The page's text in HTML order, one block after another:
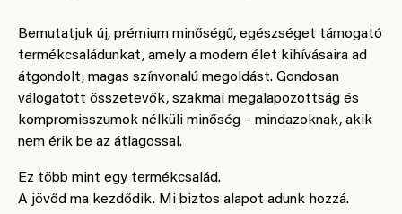
Bemutatjuk új, prémium minőségű, egészséget támogató
termékcsaládunkat, amely a modern élet kihívásaira ad
átgondolt, magas színvonalú megoldást. Gondosan
válogatott összetevők, szakmai megalapozottság és
kompromisszumok nélküli minőség – mindazoknak, akik
nem érik be az átlagossal.
Ez több mint egy termékcsalád.
A jövőd ma kezdődik. Mi biztos alapot adunk hozzá.